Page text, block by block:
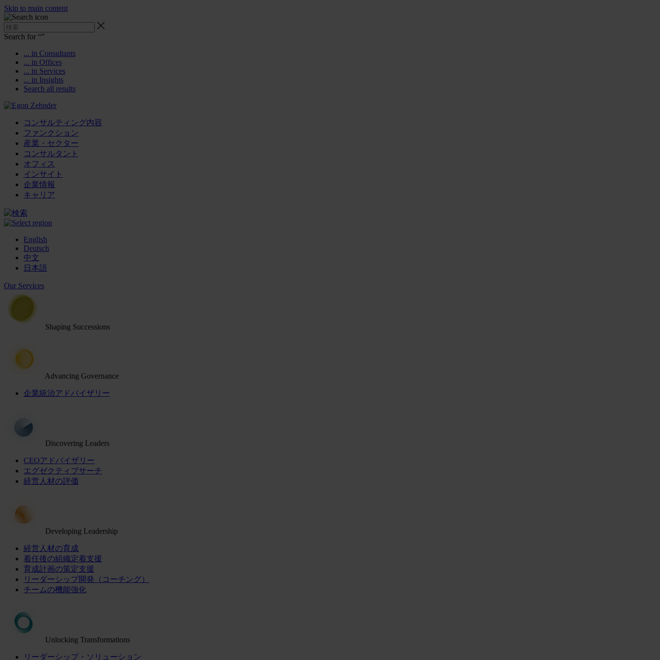
Skip to main content
Search for “”
... in Consultants
... in Offices
... in Services
... in Insights
Search all results
コンサルティング内容
ファンクション
産業・セクター
コンサルタント
オフィス
インサイト
企業情報
キャリア
English
Deutsch
中文
日本語
Our Services
Shaping Successions
Advancing Governance
企業統治アドバイザリー
Discovering Leaders
CEOアドバイザリー
エグゼクティブサーチ
経営人材の評価
Developing Leadership
経営人材の育成
着任後の組織定着支援
育成計画の策定支援
リーダーシップ開発（コーチング）
チームの機能強化
Unlocking Transformations
リーダーシップ・ソリューション